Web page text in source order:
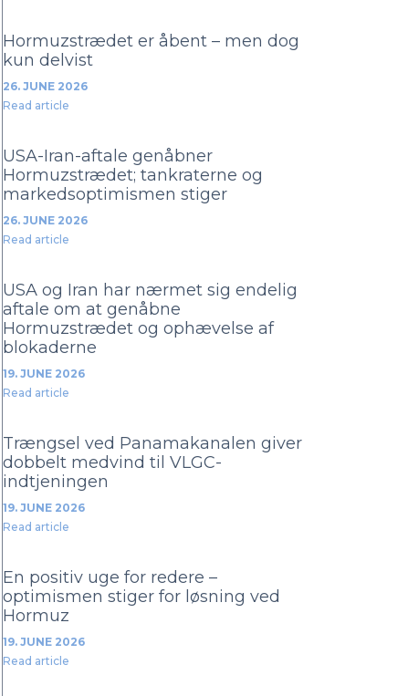
Hormuzstrædet er åbent – men dog
kun delvist
26. JUNE 2026
Read article
USA-Iran-aftale genåbner
Hormuzstrædet; tankraterne og
markedsoptimismen stiger
26. JUNE 2026
Read article
USA og Iran har nærmet sig endelig
aftale om at genåbne
Hormuzstrædet og ophævelse af
blokaderne
19. JUNE 2026
Read article
Trængsel ved Panamakanalen giver
dobbelt medvind til VLGC-
indtjeningen
19. JUNE 2026
Read article
En positiv uge for redere –
optimismen stiger for løsning ved
Hormuz
19. JUNE 2026
Read article